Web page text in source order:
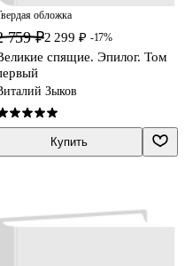
обложка
759 ₽2 299 ₽ -17%
спящие. Эпилог. Том
Зыков
Купить